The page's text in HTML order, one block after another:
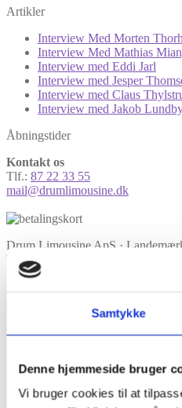
Samtykke
Denne hjemmeside bruger
Vi bruger cookies til at
Artikler
Interview Med Morten
Interview Med Mathias
Interview med Eddi Jarl
Interview med Jesper
Interview med Claus
Interview med Jakob
Åbningstider
Kontakt os
Tlf.: 87 22 33 55
mail@drumlimousine.dk
Drum Limousine ApS ·
Tlf.: 87 22 33 55 ·